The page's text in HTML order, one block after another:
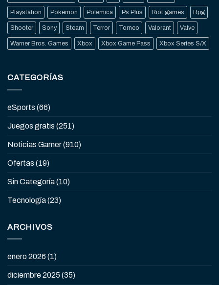
Playstation Pokemon Polemica Ps Plus Riot games Rpg
Shooter Sony Steam Terror Torneo Valorant Valve
Warner Bros. Games Xbox Xbox Game Pass Xbox Series S/X
CATEGORÍAS
eSports (66)
Juegos gratis (251)
Noticias Gamer(910)
Ofertas (19)
Sin Categoría(10)
Tecnología(23)
ARCHIVOS
enero 2026 (1)
diciembre 2025 (35)